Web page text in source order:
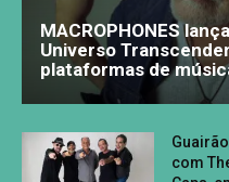
MACROPHONES
Universo
plataformas de
com